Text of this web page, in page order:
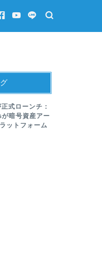
式ローンチ：
暗号資産アー
ットフォーム